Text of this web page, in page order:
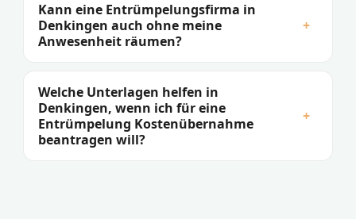
Kann eine Entrümpelungsfirma in
Denkingen auch ohne meine
Anwesenheit räumen?
+
Welche Unterlagen helfen in
Denkingen, wenn ich für eine
Entrümpelung Kostenübernahme
beantragen will?
+